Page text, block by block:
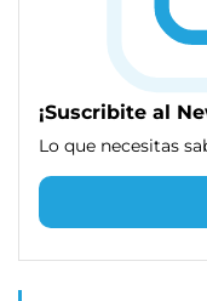
¡Suscribite al
Lo que necesitas